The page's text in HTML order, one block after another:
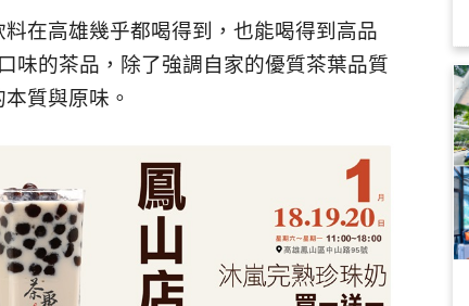
料在高雄幾乎都喝得到，也能喝得到 高品
味的茶品，除了強調自家的優質茶葉品質
質與原味。